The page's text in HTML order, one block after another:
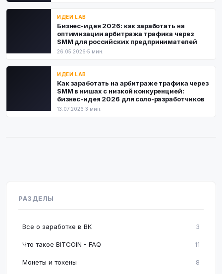
ИДЕИ LAB
Бизнес-идея 2026: как заработать на
оптимизации арбитража трафика через
SMM для российских предпринимателей
26.05.2026·5 мин.
ИДЕИ LAB
Как заработать на арбитраже трафика через
SMM в нишах с низкой конкуренцией:
бизнес-идея 2026 для соло-разработчиков
13.07.2026·3 мин.
РАЗДЕЛЫ
Все о заработке в ВК 3
Что такое BITCOIN - FAQ 11
Монеты и токены 8